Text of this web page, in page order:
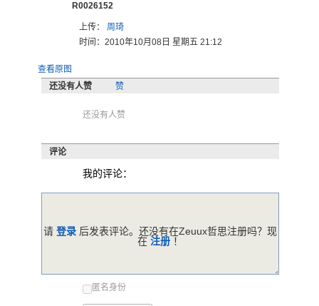
R0026152
上传： 周琦
时间：2010年10月08日 星期五 21:12
查看原图
还没有人赞
赞
还没有人赞
评论
我的评论：
匿名身份
请 登录 后发表评论。还没有在Zeuux哲思注册吗？现
在 注册 ！